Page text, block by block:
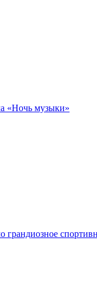
«Ночь музыки»
грандиозное